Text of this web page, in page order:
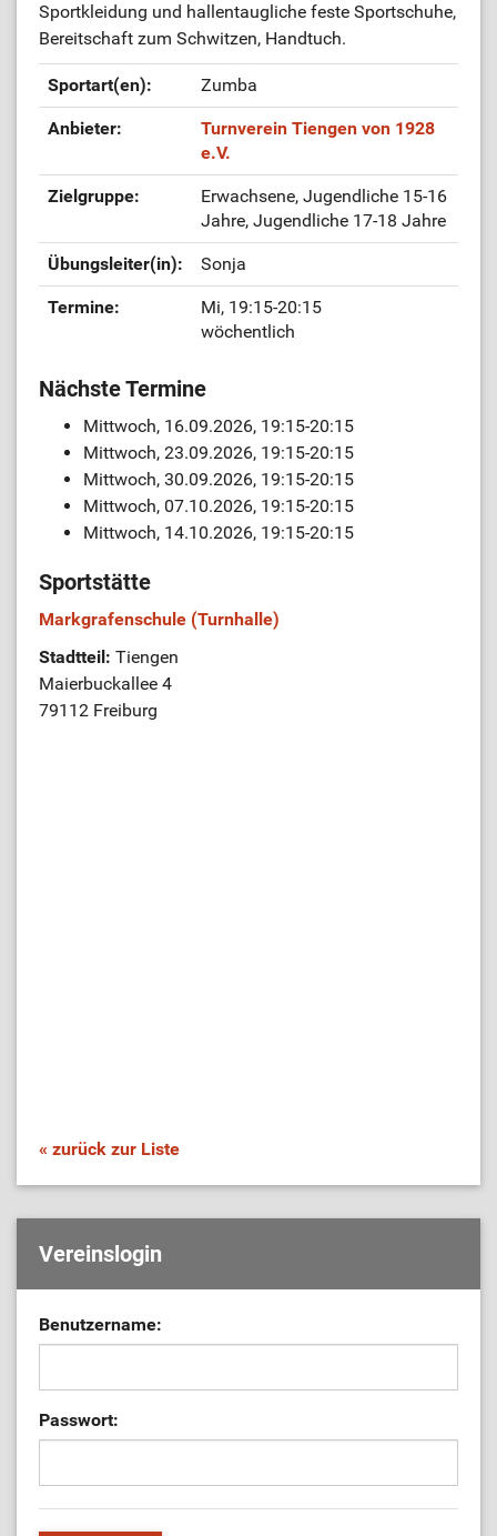
Sportkleidung und hallentaugliche feste Sportschuhe,
Bereitschaft zum Schwitzen, Handtuch.
Sportart(en): Zumba
Anbieter:
Turnverein Tiengen von 1928
e.V.
Zielgruppe:
Erwachsene, Jugendliche 15-16
Jahre, Jugendliche 17-18 Jahre
Übungsleiter(in): Sonja
Termine:
Mi, 19:15-20:15
wöchentlich
Nächste Termine
Mittwoch, 16.09.2026, 19:15-20:15
Mittwoch, 23.09.2026, 19:15-20:15
Mittwoch, 30.09.2026, 19:15-20:15
Mittwoch, 07.10.2026, 19:15-20:15
Mittwoch, 14.10.2026, 19:15-20:15
Sportstätte
Markgrafenschule (Turnhalle)
Stadtteil: Tiengen
Maierbuckallee 4
79112 Freiburg
« zurück zur Liste
Vereinslogin
Benutzername:
Passwort: